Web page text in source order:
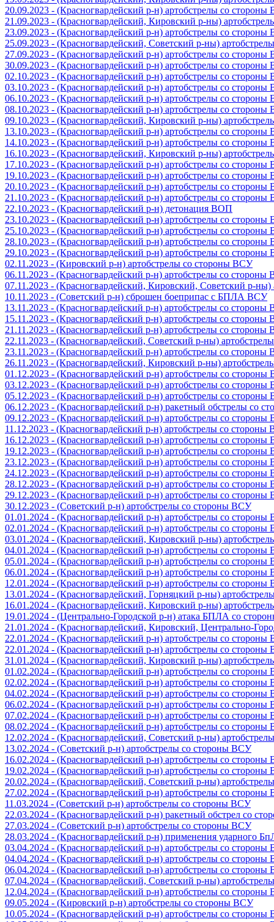
20.09.2023 - (Красногвардейский р-н) артобстрелы со
21.09.2023 - (Красногвардейский, Кировский р-ны)
23.09.2023 - (Красногвардейский р-н) артобстрелы со
25.09.2023 - (Красногвардейский, Советский р-ны)
27.09.2023 - (Красногвардейский р-н) артобстрелы со
30.09.2023 - (Красногвардейский р-н) артобстрелы со
02.10.2023 - (Красногвардейский р-н) артобстрелы со
03.10.2023 - (Красногвардейский р-н) артобстрелы со
06.10.2023 - (Красногвардейский р-н) артобстрелы со
08.10.2023 - (Красногвардейский р-н) артобстрелы со
09.10.2023 - (Красногвардейский, Кировский р-ны)
13.10.2023 - (Красногвардейский р-н) артобстрелы со
14.10.2023 - (Красногвардейский р-н) артобстрелы со
16.10.2023 - (Красногвардейский, Кировский р-ны)
17.10.2023 - (Красногвардейский р-н) артобстрелы со
19.10.2023 - (Красногвардейский р-н) артобстрелы со
20.10.2023 - (Красногвардейский р-н) артобстрелы со
21.10.2023 - (Красногвардейский р-н) артобстрелы со
22.10.2023 - (Красногвардейский р-н) детонация ВОП
23.10.2023 - (Красногвардейский р-н) артобстрелы со
25.10.2023 - (Красногвардейский р-н) артобстрелы со
28.10.2023 - (Красногвардейский р-н) артобстрелы со
29.10.2023 - (Красногвардейский р-н) артобстрелы со
02.11.2023 - (Кировский р-н) артобстрелы со стороны ВСУ
06.11.2023 - (Красногвардейский р-н) артобстрелы со стороны
07.11.2023 - (Красногвардейский, Кировский, Советский р-
10.11.2023 - (Советский р-н) сброшен боеприпас с БПЛА ВСУ
13.11.2023 - (Красногвардейский р-н) артобстрелы со стороны
15.11.2023 - (Красногвардейский р-н) артобстрелы со стороны
21.11.2023 - (Красногвардейский р-н) артобстрелы со стороны
22.11.2023 - (Красногвардейский, Советский р-ны)
23.11.2023 - (Красногвардейский р-н) артобстрелы со стороны
26.11.2023 - (Красногвардейский, Кировский р-ны)
01.12.2023 - (Красногвардейский р-н) артобстрелы со
03.12.2023 - (Красногвардейский р-н) артобстрелы со
05.12.2023 - (Красногвардейский р-н) артобстрелы со
06.12.2023 - (Красногвардейский р-н) ракетный обстрелы со
09.12.2023 - (Красногвардейский р-н) артобстрелы со
11.12.2023 - (Красногвардейский р-н) артобстрелы со стороны
16.12.2023 - (Красногвардейский р-н) артобстрелы со
19.12.2023 - (Красногвардейский р-н) артобстрелы со
23.12.2023 - (Красногвардейский р-н) артобстрелы со
24.12.2023 - (Красногвардейский р-н) артобстрелы со
28.12.2023 - (Красногвардейский р-н) артобстрелы со
29.12.2023 - (Красногвардейский р-н) артобстрелы со
30.12.2023 - (Советский р-н) артобстрелы со стороны ВСУ
01.01.2024 - (Красногвардейский р-н) артобстрелы со
02.01.2024 - (Красногвардейский р-н) артобстрелы со
03.01.2024 - (Красногвардейский, Кировский р-ны)
04.01.2024 - (Красногвардейский р-н) артобстрелы со
05.01.2024 - (Красногвардейский р-н) артобстрелы со
06.01.2024 - (Красногвардейский р-н) артобстрелы со
12.01.2024 - (Красногвардейский р-н) артобстрелы со
13.01.2024 - (Красногвардейский, Горняцкий р-ны)
16.01.2024 - (Красногвардейский, Кировский р-ны)
19.01.2024 - (Центрально-Городской р-н) атака БПЛА со
21.01.2024 - (Красногвардейский, Кировский, Центрально-
22.01.2024 - (Красногвардейский р-н) артобстрелы со
22.01.2024 - (Красногвардейский р-н) артобстрелы со
31.01.2024 - (Красногвардейский, Кировский р-ны)
01.02.2024 - (Красногвардейский р-н) артобстрелы со
02.02.2024 - (Красногвардейский р-н) артобстрелы со
04.02.2024 - (Красногвардейский р-н) артобстрелы со
06.02.2024 - (Красногвардейский р-н) артобстрелы со
07.02.2024 - (Красногвардейский р-н) артобстрелы со
08.02.2024 - (Красногвардейский р-н) артобстрелы со
12.02.2024 - (Красногвардейский, Советский р-ны)
13.02.2024 - (Советский р-н) артобстрелы со стороны ВСУ
16.02.2024 - (Красногвардейский р-н) артобстрелы со
19.02.2024 - (Красногвардейский р-н) артобстрелы со
20.02.2024 - (Красногвардейский, Советский р-ны)
27.02.2024 - (Красногвардейский р-н) артобстрелы со
11.03.2024 - (Советский р-н) артобстрелы со стороны ВСУ
22.03.2024 - (Красногвардейский р-н) ракетный обстрел со
27.03.2024 - (Советский р-н) артобстрелы со стороны ВСУ
28.03.2024 - (Красногвардейский р-н) применения ударного
03.04.2024 - (Красногвардейский р-н) артобстрелы со
04.04.2024 - (Красногвардейский р-н) артобстрелы со
06.04.2024 - (Красногвардейский р-н) артобстрелы со
07.04.2024 - (Красногвардейский, Советский р-ны)
12.04.2024 - (Красногвардейский р-н) артобстрелы со
09.05.2024 - (Кировский р-н) артобстрелы со стороны ВСУ
10.05.2024 - (Красногвардейский р-н) артобстрелы со